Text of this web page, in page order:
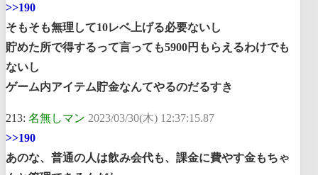
>>190
そもそも無理して10レベ上げる必要ないし
貯めた所で得するって言っても5900円もらえるわけでも
ないし
ゲーム内アイテム貯金なんてやるのだるすき
213: 名無しマン 2023/03/30(木) 12:37:15.87
>>190
あのな、普通の人は飲み会代も、課金に費やす金もちゃ